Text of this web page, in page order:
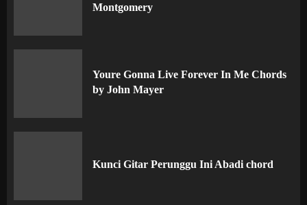
Montgomery
Youre Gonna Live Forever In Me Chords
by John Mayer
Kunci Gitar Perunggu Ini Abadi chord